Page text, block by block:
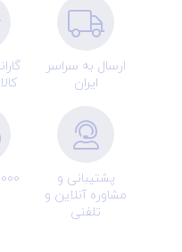
ارسال به سراسر
ایران
پشتیبانی و
مشاوره آنلاین و
تلفنی